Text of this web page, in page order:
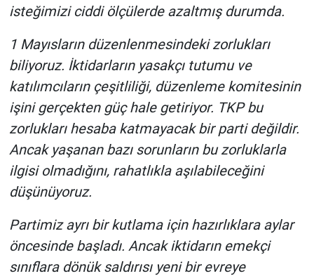
isteğimizi ciddi ölçülerde azaltmış durumda.
1 Mayısların düzenlenmesindeki zorlukları
biliyoruz. İktidarların yasakçı tutumu ve
katılımcıların çeşitliliği, düzenleme komitesinin
işini gerçekten güç hale getiriyor. TKP bu
zorlukları hesaba katmayacak bir parti değildir.
Ancak yaşanan bazı sorunların bu zorluklarla
ilgisi olmadığını, rahatlıkla aşılabileceğini
düşünüyoruz.
Partimiz ayrı bir kutlama için hazırlıklara aylar
öncesinde başladı. Ancak iktidarın emekçi
sınıflara dönük saldırısı yeni bir evreye